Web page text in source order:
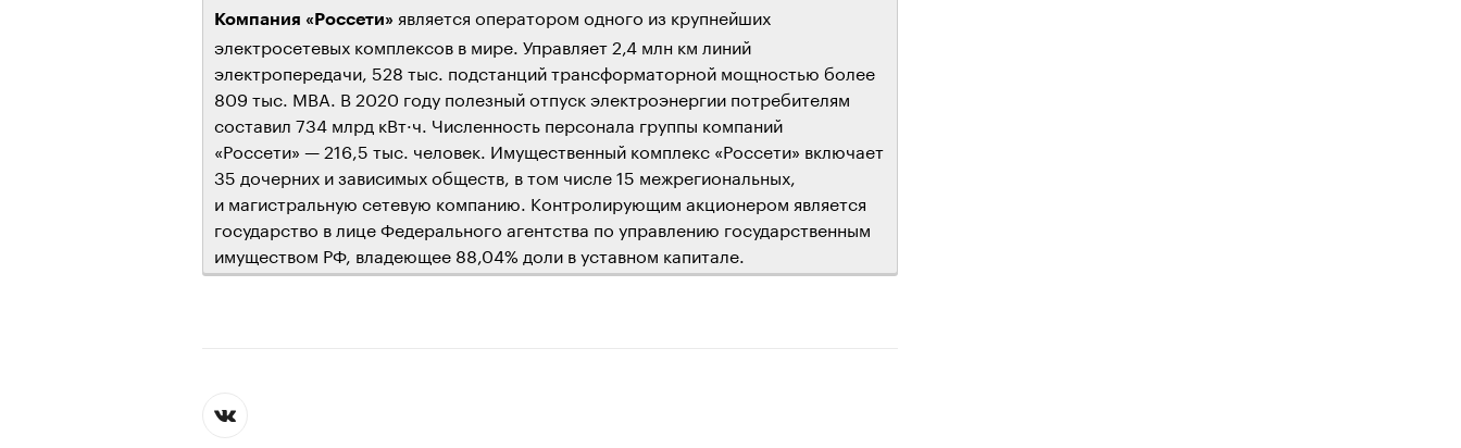
Компания «Россети» является оператором одного из крупнейших
электросетевых комплексов в мире. Управляет 2,4 млн км линий
электропередачи, 528 тыс. подстанций трансформаторной мощностью более
809 тыс. МВА. В 2020 году полезный отпуск электроэнергии потребителям
составил 734 млрд кВт·ч. Численность персонала группы компаний
«Россети» — 216,5 тыс. человек. Имущественный комплекс «Россети» включает
35 дочерних и зависимых обществ, в том числе 15 межрегиональных,
и магистральную сетевую компанию. Контролирующим акционером является
государство в лице Федерального агентства по управлению государственным
имуществом РФ, владеющее 88,04% доли в уставном капитале.